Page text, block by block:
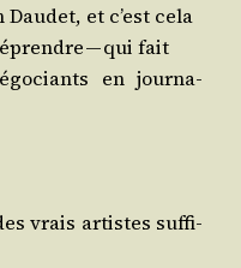
et c’est cela
— qui fait
en jour­na­
vrais artistes suf­fi­